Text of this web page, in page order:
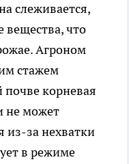
слеживается,
вещества, что
Агроном
стажем
почве корневая
не может
из-за нехватки
в режиме